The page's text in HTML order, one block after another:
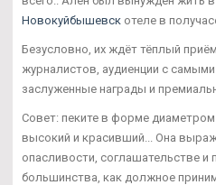
Новокуйбышевск отеле в
Безусловно, их ждёт тёплый
журналистов, аудиенции с
заслуженные награды и
Совет: пеките в форме диаметром
высокий и красивший... Она
опасливости, соглашательстве и
большинства, как должное